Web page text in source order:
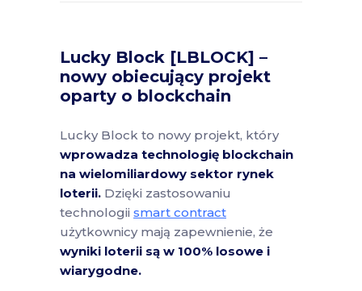
Lucky Block [LBLOCK] –
nowy obiecujący projekt
oparty o blockchain
Lucky Block to nowy projekt, który
wprowadza technologię blockchain
na wielomiliardowy sektor rynek
loterii. Dzięki zastosowaniu
technologii smart contract
użytkownicy mają zapewnienie, że
wyniki loterii są w 100% losowe i
wiarygodne.